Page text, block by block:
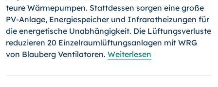
teure Wärmepumpen. Stattdessen sorgen eine große
PV-Anlage, Energiespeicher und Infrarotheizungen für
die energetische Unabhängigkeit. Die Lüftungsverluste
reduzieren 20 Einzelraumlüftungsanlagen mit WRG
von Blauberg Ventilatoren. Weiterlesen